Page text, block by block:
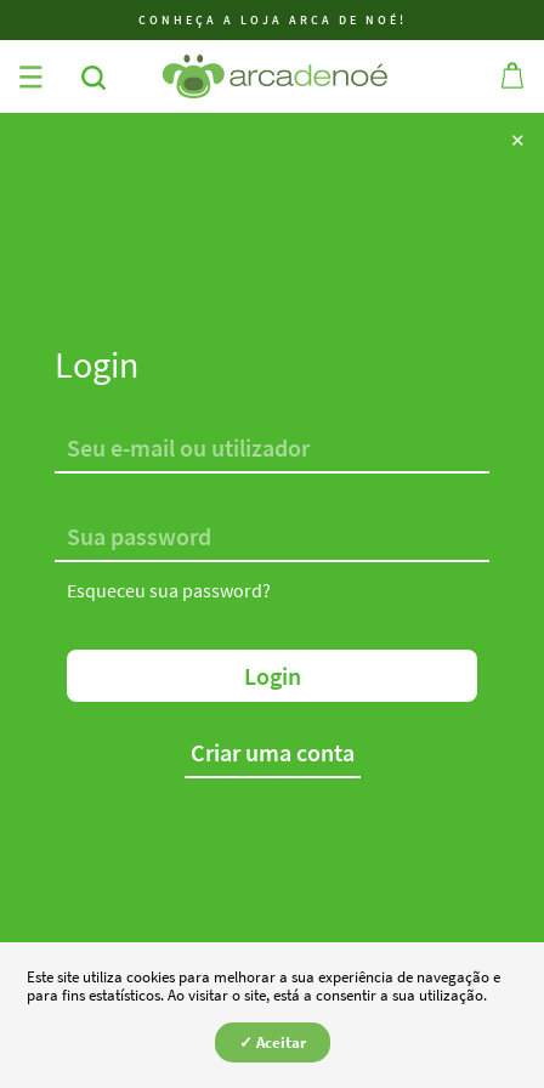
CONHEÇA A LOJA ARCA DE NOÉ!
✕
✕
Login
Esqueceu sua password?
Login
Criar uma conta
Este site utiliza cookies para melhorar a sua experiência de navegação e
para fins estatísticos. Ao visitar o site, está a consentir a sua utilização.
✓ Aceitar